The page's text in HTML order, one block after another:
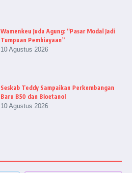
Wamenkeu Juda Agung: “Pasar Modal Jadi
Tumpuan Pembiayaan”
10 Agustus 2026
Seskab Teddy Sampaikan Perkembangan
Baru B50 dan Bioetanol
10 Agustus 2026